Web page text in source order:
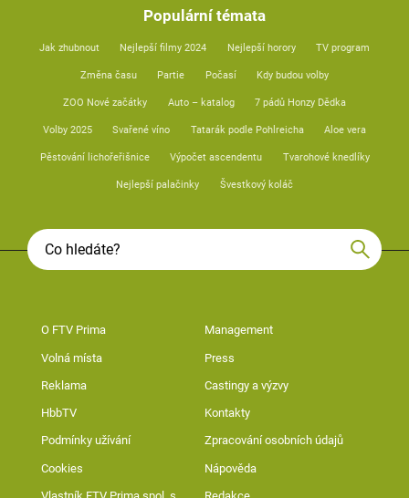
Populární témata
Jak zhubnout Nejlepší filmy 2024 Nejlepší horory TV program
Změna času Partie Počasí Kdy budou volby
ZOO Nové začátky Auto – katalog 7 pádů Honzy Dědka
Volby 2025 Svařené víno Tatarák podle Pohlreicha Aloe vera
Pěstování lichořeřišnice Výpočet ascendentu Tvarohové knedlíky
Nejlepší palačinky Švestkový koláč
O FTV Prima Management
Volná místa Press
Reklama Castingy a výzvy
HbbTV Kontakty
Podmínky užívání Zpracování osobních údajů
Cookies Nápověda